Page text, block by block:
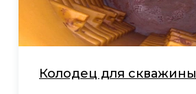
Колодец для скважины